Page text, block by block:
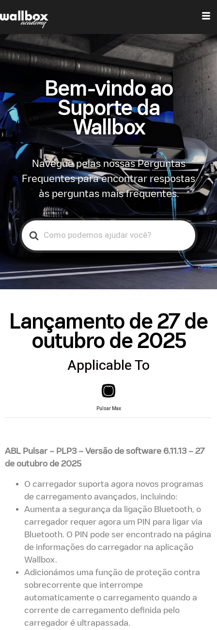
Bem-vindo ao
Suporte da
Wallbox
Navegue pelas nossas Perguntas
Frequentes para encontrar respostas
às perguntas mais frequentes.
Search
For
Lançamento de 27 de
outubro de 2025
Applicable To
Pulsar Max
ABL Pulsar – PLP3 – Versão de software 6.11.13 – 27
de outubro de 2025
O carregador suporta agora novos programas
de carregamento avançados, incluindo:
Aumenta a segurança da ligação Bluetooth, o
carregador requer agora um PIN para ligar via
Bluetooth. O PIN pode ser encontrado na página
de informações do carregador na aplicação
Wallbox.
Adicionámos uma função de proteção contra
sobrecorrente que interrompe
automaticamente o carregamento quando a
corrente de carregamento definida pelo
carregador é ultrapassada.